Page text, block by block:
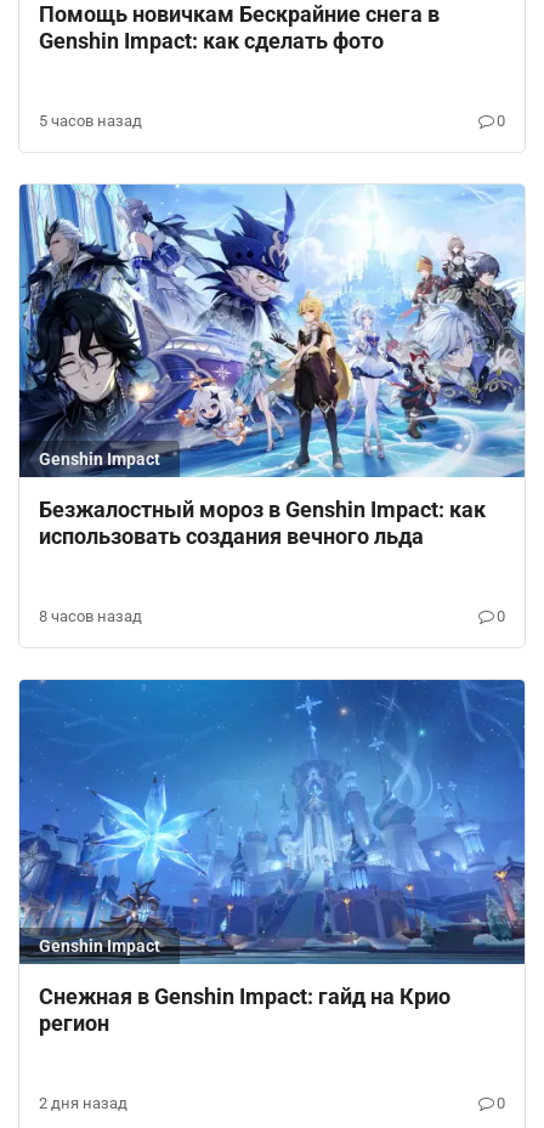
Помощь новичкам Бескрайние снега в
Genshin Impact: как сделать фото
5 часов назад 0
Genshin Impact
Безжалостный мороз в Genshin Impact: как
использовать создания вечного льда
8 часов назад 0
Genshin Impact
Снежная в Genshin Impact: гайд на Крио
регион
2 дня назад 0